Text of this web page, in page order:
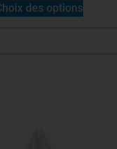
des options